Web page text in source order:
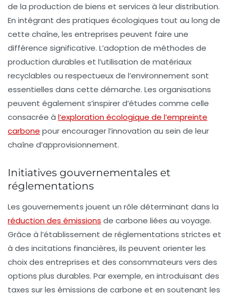
de la production de biens et services à leur distribution.
En intégrant des pratiques écologiques tout au long de
cette chaîne, les entreprises peuvent faire une
différence significative. L’adoption de méthodes de
production durables et l’utilisation de matériaux
recyclables ou respectueux de l’environnement sont
essentielles dans cette démarche. Les organisations
peuvent également s’inspirer d’études comme celle
consacrée à l’exploration écologique de l’empreinte
carbone pour encourager l’innovation au sein de leur
chaîne d’approvisionnement.
Initiatives gouvernementales et
réglementations
Les gouvernements jouent un rôle déterminant dans la
réduction des émissions de carbone liées au voyage.
Grâce à l’établissement de réglementations strictes et
à des incitations financières, ils peuvent orienter les
choix des entreprises et des consommateurs vers des
options plus durables. Par exemple, en introduisant des
taxes sur les émissions de carbone et en soutenant les